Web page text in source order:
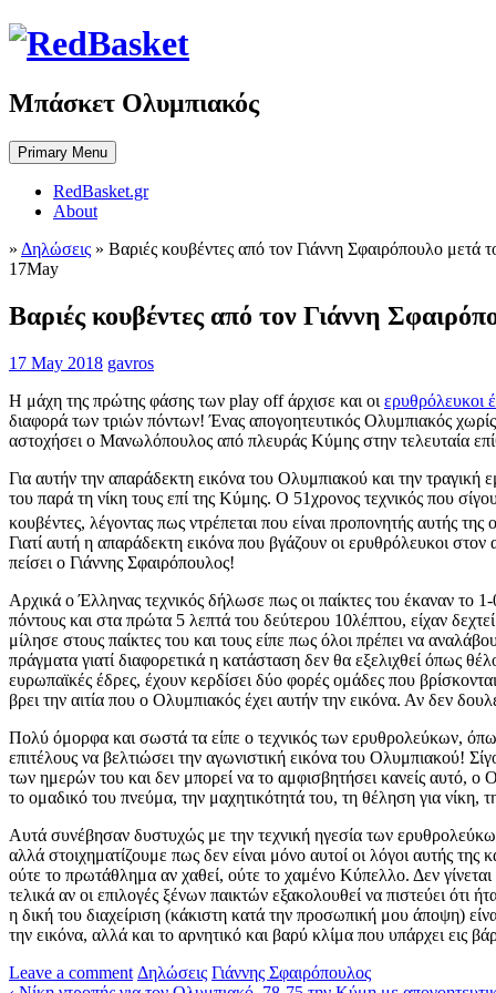
Skip
Μπάσκετ Ολυμπιακός
Primary Menu
RedBasket.gr
About
» Δηλώσεις » Βαριές κουβέντες από τον Γιάννη Σφαιρόπουλο μετά
17May
Βαριές κουβέντες από τον Γιάννη
17 May 2018 gavros
Η μάχη της πρώτης φάσης των play off άρχισε και οι ερυθρόλευκοι
διαφορά των τριών πόντων! Ένας απογοητευτικός Ολυμπιακός
αστοχήσει ο Μανωλόπουλος από πλευράς Κύμης στην τελευταία
Για αυτήν την απαράδεκτη εικόνα του Ολυμπιακού και την τραγική
του παρά τη νίκη τους επί της Κύμης. Ο 51χρονος τεχνικός που
κουβέντες, λέγοντας πως ντρέπεται που είναι προπονητής αυτής
Γιατί αυτή η απαράδεκτη εικόνα που βγάζουν οι ερυθρόλευκοι
πείσει ο Γιάννης Σφαιρόπουλος!
Αρχικά ο Έλληνας τεχνικός δήλωσε πως οι παίκτες του έκαναν το
πόντους και στα πρώτα 5 λεπτά του δεύτερου 10λέπτου, είχαν
μίλησε στους παίκτες του και τους είπε πως όλοι πρέπει να
πράγματα γιατί διαφορετικά η κατάσταση δεν θα εξελιχθεί όπως
ευρωπαϊκές έδρες, έχουν κερδίσει δύο φορές ομάδες που
βρει την αιτία που ο Ολυμπιακός έχει αυτήν την εικόνα. Αν δεν
Πολύ όμορφα και σωστά τα είπε ο τεχνικός των ερυθρολεύκων,
επιτέλους να βελτιώσει την αγωνιστική εικόνα του Ολυμπιακού!
των ημερών του και δεν μπορεί να το αμφισβητήσει κανείς αυτό, ο
το ομαδικό του πνεύμα, την μαχητικότητά του, τη θέληση για νίκη,
Αυτά συνέβησαν δυστυχώς με την τεχνική ηγεσία των
αλλά στοιχηματίζουμε πως δεν είναι μόνο αυτοί οι λόγοι αυτής
ούτε το πρωτάθλημα αν χαθεί, ούτε το χαμένο Κύπελλο. Δεν
τελικά αν οι επιλογές ξένων παικτών εξακολουθεί να πιστεύει ότι
η δική του διαχείριση (κάκιστη κατά την προσωπική μου άποψη)
την εικόνα, αλλά και το αρνητικό και βαρύ κλίμα που υπάρχει εις
Leave a comment Δηλώσεις Γιάννης Σφαιρόπουλος